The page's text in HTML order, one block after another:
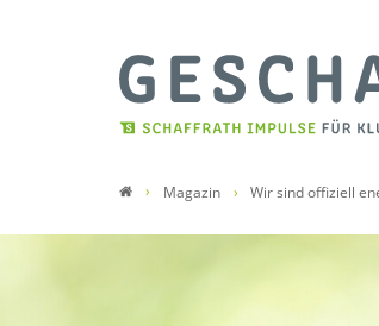
Magazin Wir sind offiziell